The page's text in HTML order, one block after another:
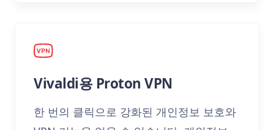
Vivaldi용 Proton VPN
한 번의 클릭으로 강화된 개인정보 보호와